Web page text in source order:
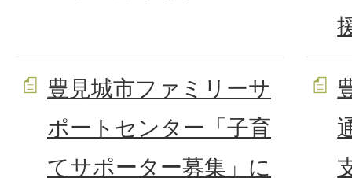
豊見城市ファミリーサ
ポートセンター「子育
てサポーター募集」に